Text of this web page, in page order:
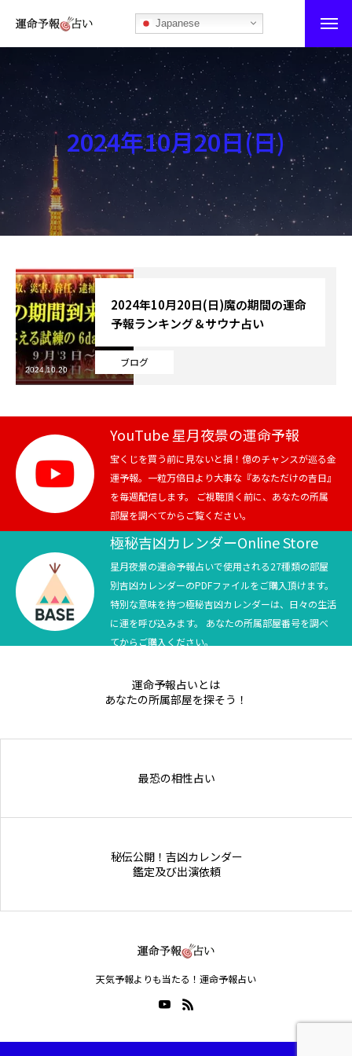
Japanese
運命予報占い
運命予報占いとは
あなたの所属部屋を探そう！
最恐の相性占い
秘伝公開！吉凶カレンダー
ブログ
お知らせ
芸能界
テニス
スポーツ
競馬
テニス四大大会・五輪
テニス四大大会・五輪
2024年10月20日(日)
ブログ
2024年10月20日(日)魔の期間の運命
予報ランキング＆サウナ占い
2024.10.20
YouTube 星月夜景の運命予報
宝くじを買う前に見ないと損！億のチャンスが巡る金
運予報。一粒万倍日より大事な『あなただけの吉日』
を毎週配信します。 ご視聴頂く前に、あなたの所属
部屋を調べてからご覧ください。
極秘吉凶カレンダーOnline Store
星月夜景の運命予報占いで使用される27種類の部屋
別吉凶カレンダーのPDFファイルをご購入頂けます。
特別な意味を持つ極秘吉凶カレンダーは、日々の生活
に運を呼び込みます。 あなたの所属部屋番号を調べ
てからご購入ください。
運命予報占いとは
あなたの所属部屋を探そう！
最恐の相性占い
秘伝公開！吉凶カレンダー
鑑定及び出演依頼
天気予報よりも当たる！運命予報占い